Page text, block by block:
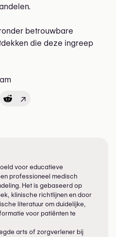
betrouwbare
die deze ingreep
↗
voor educatieve
professioneel medisch
Het is gebaseerd op
klinische richtlijnen en door
literatuur om duidelijke,
voor patiënten te
arts of zorgverlener bij